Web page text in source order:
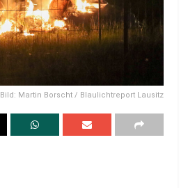
Bild: Martin Borscht / Blaulichtreport Lausitz